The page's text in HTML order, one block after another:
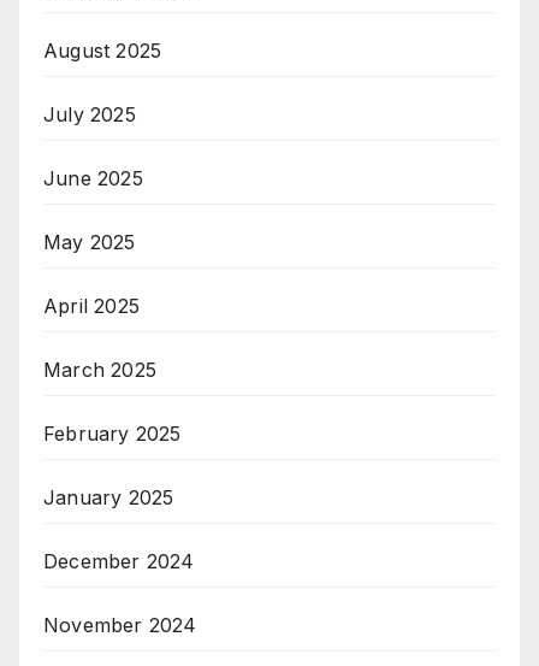
August 2025
July 2025
June 2025
May 2025
April 2025
March 2025
February 2025
January 2025
December 2024
November 2024